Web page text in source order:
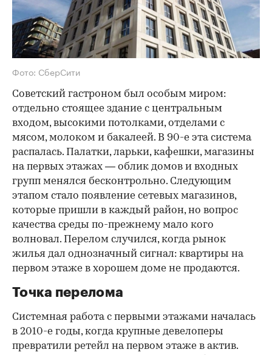
Фото: СберСити
Советский гастроном был особым миром:
отдельно стоящее здание с центральным
входом, высокими потолками, отделами с
мясом, молоком и бакалеей. В 90-е эта система
распалась. Палатки, ларьки, кафешки, магазины
на первых этажах — облик домов и входных
групп менялся бесконтрольно. Следующим
этапом стало появление сетевых магазинов,
которые пришли в каждый район, но вопрос
качества среды по-прежнему мало кого
волновал. Перелом случился, когда рынок
жилья дал однозначный сигнал: квартиры на
первом этаже в хорошем доме не продаются.
Точка перелома
Системная работа с первыми этажами началась
в 2010-е годы, когда крупные девелоперы
превратили ретейл на первом этаже в актив.